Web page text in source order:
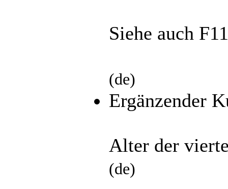
Siehe auch
(de)
Ergänzender
Alter der
(de)